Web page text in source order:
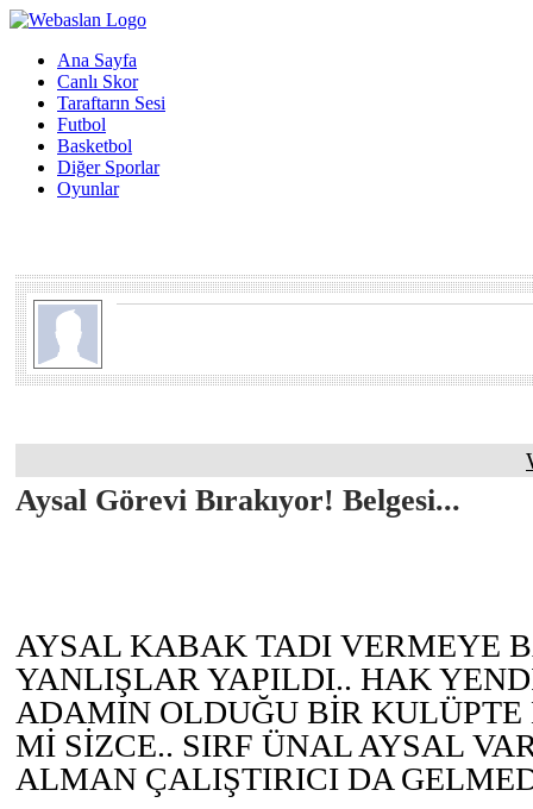
Ana Sayfa
Canlı Skor
Taraftarın Sesi
Futbol
Basketbol
Diğer Sporlar
Oyunlar
Aysal Görevi Bırakıyor! Belgesi...
AYSAL KABAK TADI VERMEYE
YANLIŞLAR YAPILDI.. HAK
ADAMIN OLDUĞU BİR
Mİ SİZCE.. SIRF ÜNAL AYSAL
ALMAN ÇALIŞTIRICI DA